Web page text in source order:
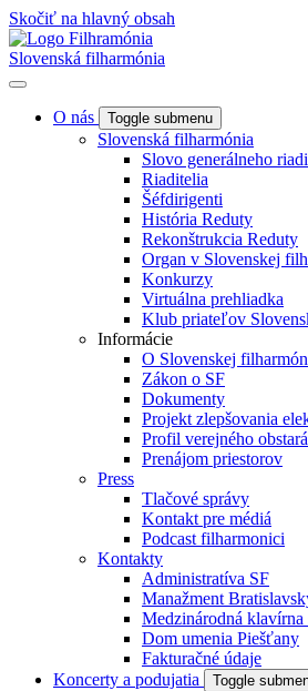
Skočiť na hlavný obsah
Slovenská filharmónia
O nás Toggle submenu
Slovenská filharmónia
Slovo generálneho
Riaditelia
Šéfdirigenti
História Reduty
Rekonštrukcia Reduty
Organ v Slovenskej
Konkurzy
Virtuálna prehliadka
Klub priateľov
Informácie
O Slovenskej
Zákon o SF
Dokumenty
Projekt zlepšovania
Profil verejného
Prenájom priestorov
Press
Tlačové správy
Kontakt pre médiá
Podcast filharmonici
Kontakty
Administratíva SF
Manažment
Medzinárodná
Dom umenia Piešťany
Fakturačné údaje
Koncerty a podujatia
Toggle